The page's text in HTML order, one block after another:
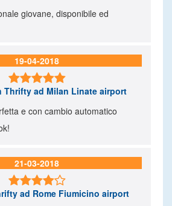
giovane, disponibile ed
19-04-2018

Thrifty ad Milan Linate airport
e con cambio automatico
21-03-2018

ad Rome Fiumicino airport